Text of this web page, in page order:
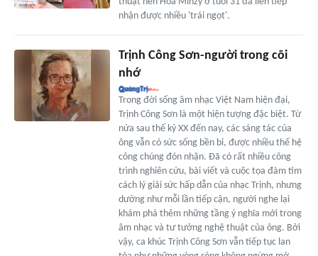
nhận được nhiều 'trái ngọt'.
Trịnh Công Sơn-người trong cõi
nhớ
Trong đời sống âm nhạc Việt Nam hiện đại,
Trịnh Công Sơn là một hiện tượng đặc biệt. Từ
nửa sau thế kỷ XX đến nay, các sáng tác của
ông vẫn có sức sống bền bỉ, được nhiều thế hệ
công chúng đón nhận. Đã có rất nhiều công
trình nghiên cứu, bài viết và cuộc tọa đàm tìm
cách lý giải sức hấp dẫn của nhạc Trịnh, nhưng
dường như mỗi lần tiếp cận, người nghe lại
khám phá thêm những tầng ý nghĩa mới trong
âm nhạc và tư tưởng nghệ thuật của ông. Bởi
vậy, ca khúc Trịnh Công Sơn vẫn tiếp tục lan